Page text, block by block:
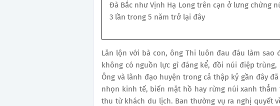
Đà Bắc như Vịnh Hạ Long trên cạn ở lưng chừng
3 lần trong 5 năm trở lại đây
Lăn lộn với bà con, ông Thi luôn đau đáu làm sao
không có nguồn lực gì đáng kể, đồi núi điệp trùng,
Ông và lãnh đạo huyện trong cả thập kỷ gần đây
nhọn kinh tế, biến mặt hồ hay rừng núi xanh thẳm
thu từ khách du lịch. Ban thường vụ ra nghị quyết